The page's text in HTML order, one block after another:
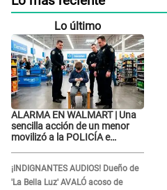
Lo último
ALARMA EN WALMART | Una
sencilla acción de un menor
movilizó a la POLICÍA e
¡INDIGNANTES AUDIOS! Dueño de
'La Bella Luz' AVALÓ acoso de